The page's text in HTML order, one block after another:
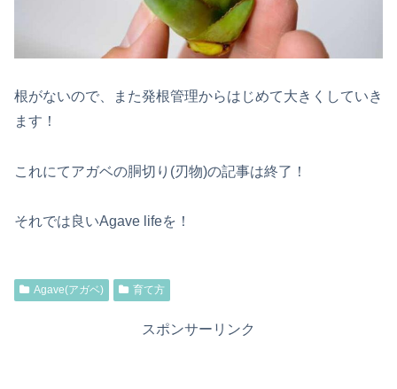
根がないので、また発根管理からはじめて大きくしていき
ます！
これにてアガベの胴切り(刃物)の記事は終了！
それでは良いAgave lifeを！
Agave(アガベ) 育て方
スポンサーリンク